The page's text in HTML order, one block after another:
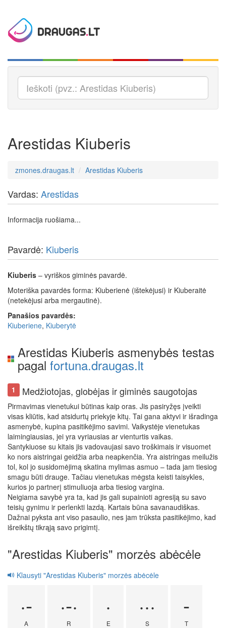
Arestidas Kiuberis
zmones.draugas.lt Arestidas Kiuberis
Vardas: Arestidas
Informacija ruošiama...
Pavardė: Kiuberis
Kiuberis – vyriškos giminės pavardė.
Moteriška pavardės forma: Kiuberienė (ištekėjusi) ir Kiuberaitė
(netekėjusi arba mergautinė).
Panašios pavardės:
Kiuberiene, Kiuberytė
Arestidas Kiuberis asmenybės testas
pagal fortuna.draugas.lt
1 Medžiotojas, globėjas ir giminės saugotojas
Pirmavimas vienetukui būtinas kaip oras. Jis pasiryžęs įveikti
visas kliūtis, kad atsidurtų priekyje kitų. Tai gana aktyvi ir išradinga
asmenybė, kupina pasitikėjimo savimi. Vaikystėje vienetukas
laimingiausias, jei yra vyriausias ar vienturtis vaikas.
Santykiuose su kitais jis vadovaujasi savo troškimais ir visuomet
ko nors aistringai geidžia arba neapkenčia. Yra aistringas meilužis
tol, kol jo susidomėjimą skatina mylimas asmuo – tada jam tiesiog
smagu būti drauge. Tačiau vienetukas mėgsta keisti taisykles,
kurios jo partnerį stimuliuoja arba tiesiog vargina.
Neigiama savybė yra ta, kad jis gali supainioti agresiją su savo
teisių gynimu ir perlenkti lazdą. Kartais būna savanaudiškas.
Dažnai pyksta ant viso pasaulio, nes jam trūksta pasitikėjimo, kad
išreikštų tikrąją savo prigimtį.
"Arestidas Kiuberis" morzės abėcėle
Klausyti "Arestidas Kiuberis" morzės abėcėle
·-
A
·-·
R
·
E
···
S
-
T